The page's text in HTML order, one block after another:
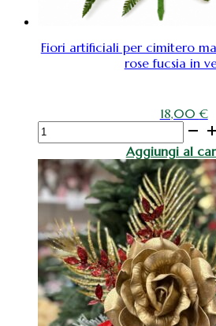
Fiori artificiali per cimitero
rose fucsia in
18,00€
Fiori
artificiali
per
cimitero
mazzo
con
boccioli
di
rose
fucsia
in
velluto
quantità
Aggiungi al